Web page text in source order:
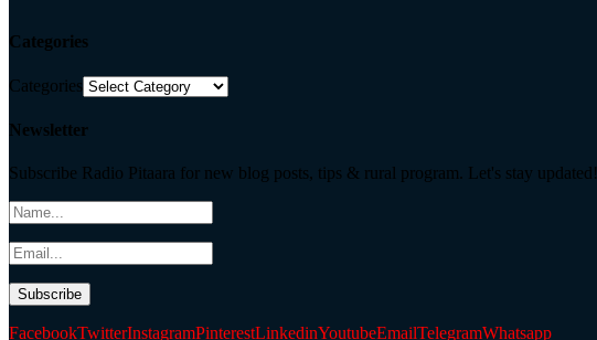
Categories
Categories
Newsletter
Subscribe Radio Pitaara for new blog posts, tips & rural program. Let's stay updated!
FacebookTwitterInstagramPinterestLinkedinYoutubeEmailTelegramWhatsapp